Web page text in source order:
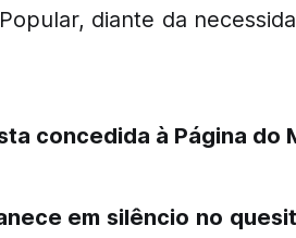
diante da
concedida à Página do
em silêncio no